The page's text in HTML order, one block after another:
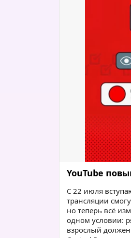
YouTube
С 22 июля
трансляции
но теперь всё
одном условии:
взрослый